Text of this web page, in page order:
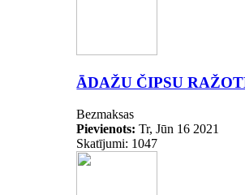
ĀDAŽU ČIPSU
Bezmaksas
Pievienots: Tr, Jūn 16 2021
Skatījumi: 1047